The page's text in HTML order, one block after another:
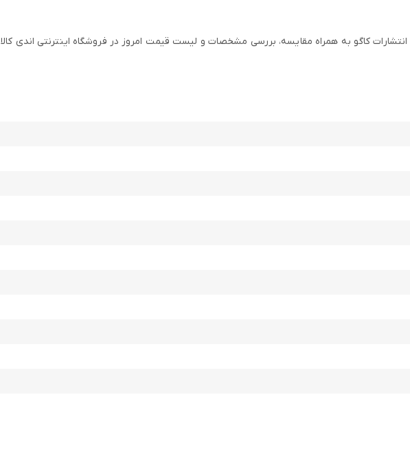
کاگو به همراه مقایسه، بررسی مشخصات و لیست قیمت امروز در فروشگاه اینترنتی اندی کالا